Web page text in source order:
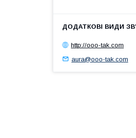
http://ooo-tak.com
aura@ooo-tak.com